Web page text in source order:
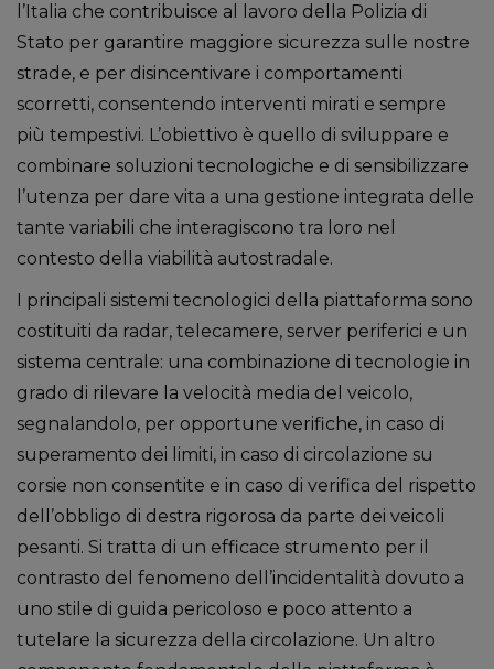
l’Italia che contribuisce al lavoro della Polizia di
Stato per garantire maggiore sicurezza sulle nostre
strade, e per disincentivare i comportamenti
scorretti, consentendo interventi mirati e sempre
più tempestivi. L’obiettivo è quello di sviluppare e
combinare soluzioni tecnologiche e di sensibilizzare
l’utenza per dare vita a una gestione integrata delle
tante variabili che interagiscono tra loro nel
contesto della viabilità autostradale.
I principali sistemi tecnologici della piattaforma sono
costituiti da radar, telecamere, server periferici e un
sistema centrale: una combinazione di tecnologie in
grado di rilevare la velocità media del veicolo,
segnalandolo, per opportune verifiche, in caso di
superamento dei limiti, in caso di circolazione su
corsie non consentite e in caso di verifica del rispetto
dell’obbligo di destra rigorosa da parte dei veicoli
pesanti. Si tratta di un efficace strumento per il
contrasto del fenomeno dell’incidentalità dovuto a
uno stile di guida pericoloso e poco attento a
tutelare la sicurezza della circolazione. Un altro